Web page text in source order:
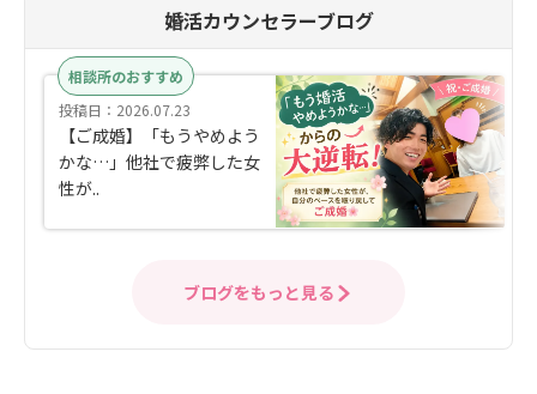
婚活カウンセラーブログ
相談所のおすすめ
投稿日：2026.07.23
【ご成婚】「もうやめよう
かな…」他社で疲弊した女
性が..
ブログをもっと見る